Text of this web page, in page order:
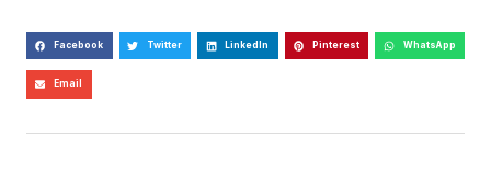
Facebook Twitter LinkedIn Pinterest WhatsApp
Email